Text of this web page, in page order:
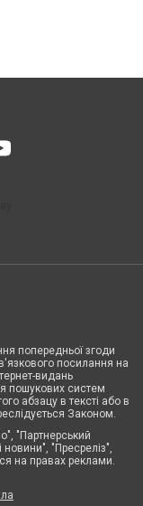
попередньої згоди
посилання на
видань
пошукових систем
абзацу в тексті або в
Законом.
"Партнерський
новини", "Пресреліз",
на правах реклами.